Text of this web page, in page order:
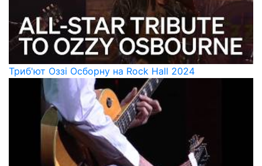
Триб'ют Оззі Осборну на Rock Hall 2024